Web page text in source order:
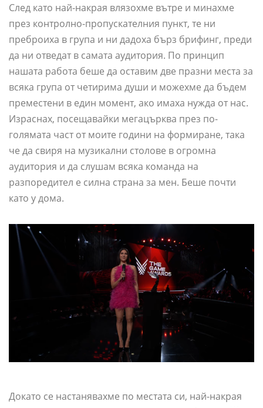
След като най-накрая влязохме вътре и минахме
през контролно-пропускателния пункт, те ни
преброиха в група и ни дадоха бърз брифинг, преди
да ни отведат в самата аудитория. По принцип
нашата работа беше да оставим две празни места за
всяка група от четирима души и можехме да бъдем
преместени в един момент, ако имаха нужда от нас.
Израснах, посещавайки мегацърква през по-
голямата част от моите години на формиране, така
че да свиря на музикални столове в огромна
аудитория и да слушам всяка команда на
разпоредител е силна страна за мен. Беше почти
като у дома.
Докато се настанявахме по местата си, най-накрая